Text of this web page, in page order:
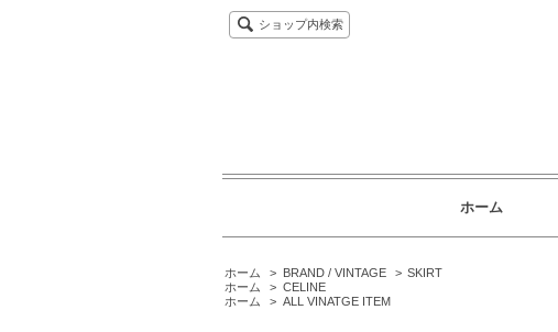
ショップ内検索
ホーム
ホーム > BRAND / VINTAGE > SKIRT
ホーム
> CELINE
ホーム
> ALL VINATGE ITEM